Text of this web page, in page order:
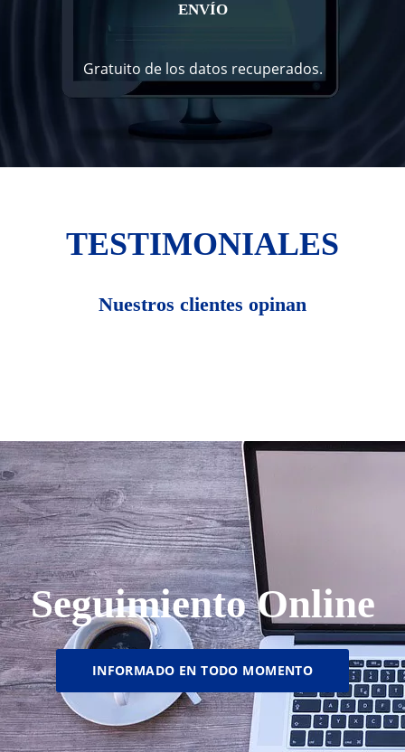
ENVÍO
Gratuito de los datos recuperados.
TESTIMONIALES
Nuestros clientes opinan
Seguimiento Online
INFORMADO EN TODO MOMENTO